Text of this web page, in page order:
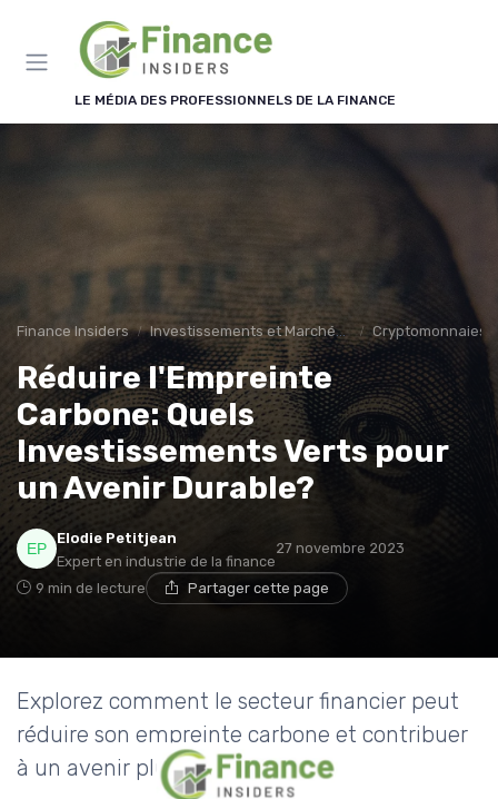
LE MÉDIA DES PROFESSIONNELS DE LA FINANCE
Finance Insiders Investissements et Marchés Financiers Cryptomonnaies
Réduire l'Empreinte
Carbone: Quels
Investissements Verts pour
un Avenir Durable?
Elodie Petitjean
Expert en industrie de la finance
27 novembre 2023
9 min de lecture Partager cette page
Explorez comment le secteur financier peut
réduire son empreinte carbone et contribuer
à un avenir plus durable.